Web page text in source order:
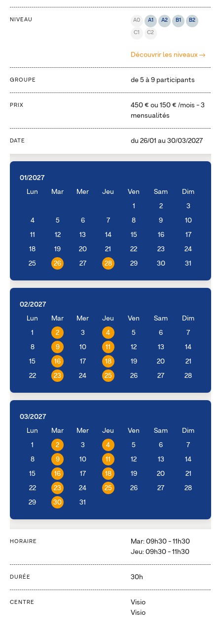
NIVEAU A0 A1 A2 B1 B2
C1 C2
Découvrir les niveaux
GROUPE de 5 à 9 participants
PRIX 450 € ou 150 € /mois - 3
mensualités
DATE du 26/01 au 30/03/2027
01/2027
Lun
Mar Mer Jeu Ven Sam Dim
1 2 3
4 5 6 7 8 9 10
11 12 13 14 15 16 17
18 19 20 21 22 23 24
25 26 27 28 29 30 31
02/2027
Lun
Mar Mer Jeu Ven Sam Dim
1 2 3 4 5 6 7
8 9 10 11 12 13 14
15 16 17 18 19 20 21
22 23 24 25 26 27 28
03/2027
Lun
Mar Mer Jeu Ven Sam Dim
1 2 3 4 5 6 7
8 9 10 11 12 13 14
15 16 17 18 19 20 21
22 23 24 25 26 27 28
29 30 31
HORAIRE
Mar: 09h30 - 11h30
Jeu: 09h30 - 11h30
DURÉE 30h
CENTRE
Visio
Visio